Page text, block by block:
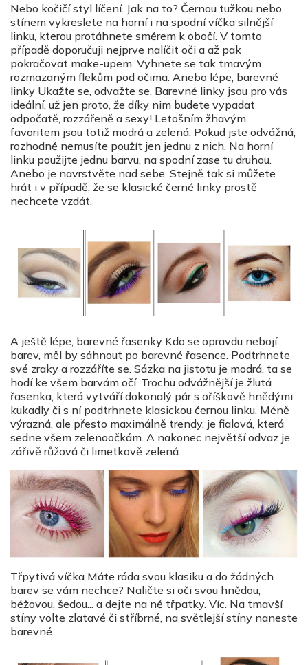
Nebo kočičí styl líčení. Jak na to? Černou tužkou nebo
stínem vykreslete na horní i na spodní víčka silnější
linku, kterou protáhnete směrem k obočí. V tomto
případě doporučuji nejprve nalíčit oči a až pak
pokračovat make-upem. Vyhnete se tak tmavým
rozmazaným flekům pod očima. Anebo lépe, barevné
linky Ukažte se, odvažte se. Barevné linky jsou pro vás
ideální, už jen proto, že díky nim budete vypadat
odpočatě, rozzářeně a sexy! Letošním žhavým
favoritem jsou totiž modrá a zelená. Pokud jste odvážná,
rozhodně nemusíte použít jen jednu z nich. Na horní
linku použijte jednu barvu, na spodní zase tu druhou.
Anebo je navrstvěte nad sebe. Stejně tak si můžete
hrát i v případě, že se klasické černé linky prostě
nechcete vzdát.
A ještě lépe, barevné řasenky Kdo se opravdu nebojí
barev, měl by sáhnout po barevné řasence. Podtrhnete
své zraky a rozzáříte se. Sázka na jistotu je modrá, ta se
hodí ke všem barvám očí. Trochu odvážnější je žlutá
řasenka, která vytváří dokonalý pár s oříškově hnědými
kukadly či s ní podtrhnete klasickou černou linku. Méně
výrazná, ale přesto maximálně trendy, je fialová, která
sedne všem zelenoočkám. A nakonec největší odvaz je
zářivě růžová či limetkově zelená.
Třpytivá víčka Máte ráda svou klasiku a do žádných
barev se vám nechce? Naličte si oči svou hnědou,
béžovou, šedou... a dejte na ně třpatky. Víc. Na tmavší
stíny volte zlatavé či stříbrné, na světlejší stíny naneste
barevné.